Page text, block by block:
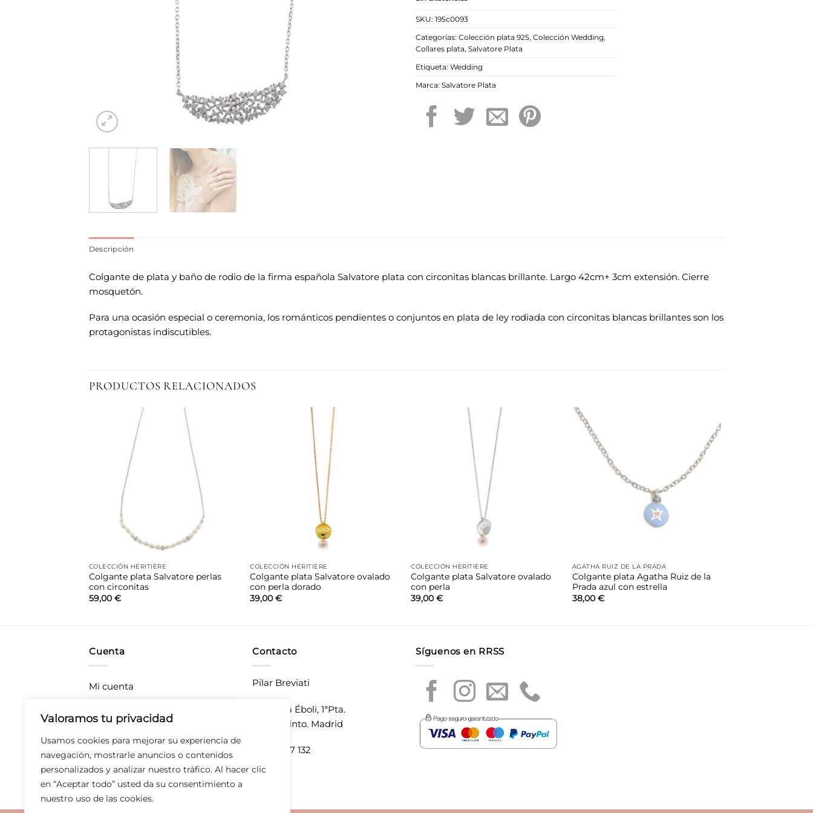
Valoramos tu privacidad
Usamos cookies para mejorar su experiencia de
navegación, mostrarle anuncios o contenidos
personalizados y analizar nuestro tráfico. Al hacer clic
en “Aceptar todo” usted da su consentimiento a
nuestro uso de las cookies.
SKU: 195c0093
Categorías: Colección plata 925, Colección Wedding,
Collares plata, Salvatore Plata
Etiqueta: Wedding
Marca: Salvatore Plata
Descripción
Colgante de plata y baño de rodio de la firma española Salvatore plata con circonitas blancas brillante. Largo 42cm+ 3cm extensión. Cierre
mosquetón.
Para una ocasión especial o ceremonia, los románticos pendientes o conjuntos en plata de ley rodiada con circonitas blancas brillantes son los
protagonistas indiscutibles.
PRODUCTOS RELACIONADOS
COLECCIÓN HÉRITIÈRE
Colgante plata Salvatore perlas
con circonitas
59,00 €
COLECCIÓN HÉRITIÈRE
Colgante plata Salvatore ovalado
con perla dorado
39,00€
COLECCIÓN HÉRITIÈRE
Colgante plata Salvatore ovalado
con perla
39,00€
Añadir
a la
lista de
deseos
AGATHA RUIZ DE LA PRADA
Colgante plata Agatha Ruiz de la
Prada azul con estrella
38,00 €
Cuenta
Mi cuenta
Devoluciones
Derecho de desistimiento
Contacto
Pilar Breviati
CC Plaza Éboli, 1ªPta.
28320 Pinto. Madrid
T 675 897 132
Síguenos en RRSS